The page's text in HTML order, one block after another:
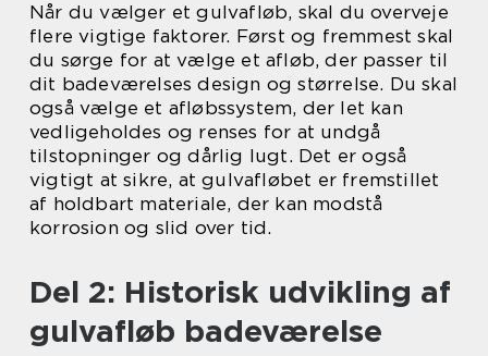
Når du vælger et gulvafløb, skal du overveje
flere vigtige faktorer. Først og fremmest skal
du sørge for at vælge et afløb, der passer til
dit badeværelses design og størrelse. Du skal
også vælge et afløbssystem, der let kan
vedligeholdes og renses for at undgå
tilstopninger og dårlig lugt. Det er også
vigtigt at sikre, at gulvafløbet er fremstillet
af holdbart materiale, der kan modstå
korrosion og slid over tid.
Del 2: Historisk udvikling af
gulvafløb badeværelse